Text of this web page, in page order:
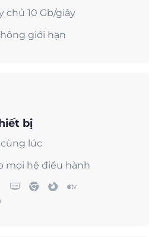
chủ 10 Gb/giây
giới hạn
bị
lúc
mọi hệ điều hành